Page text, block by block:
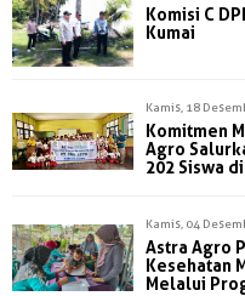
Komisi C
Kumai
Kamis, 18
Komitmen
Agro
202 Siswa
Kamis, 04
Astra Agro
Kesehatan
Melalui